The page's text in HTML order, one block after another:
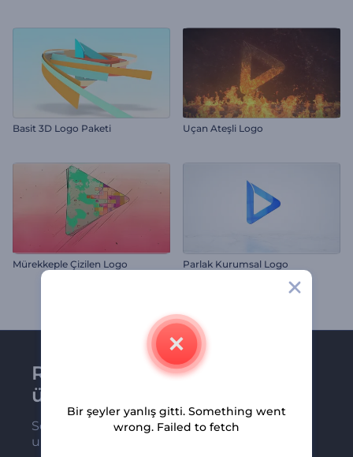
Basit 3D Logo Paketi Uçan Ateşli Logo
Mürekkeple Çizilen Logo Parlak Kurumsal Logo
Renderforest bültenine
üye olun
Son haber ve tekliflerimiz ilk olarak size
ulaşsın
Bir şeyler yanlış gitti. Something went
wrong. Failed to fetch